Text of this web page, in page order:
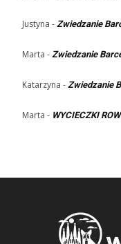
Justyna - Zwiedzanie
Marta - Zwiedzanie
Katarzyna - Zwiedzanie
Marta - WYCIECZKI